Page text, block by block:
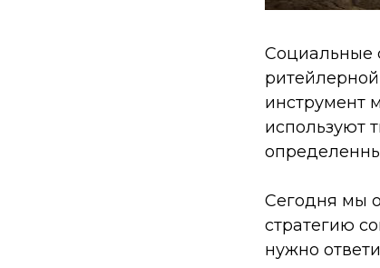
Социальные
инструмент
используют
Сегодня мы
стратегию
нужно